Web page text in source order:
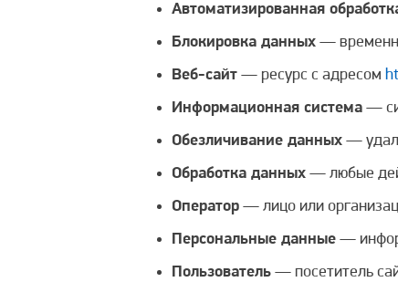
Автоматизированная
Блокировка данных —
Веб-сайт — ресурс с адресом
Информационная система —
Обезличивание данных —
Обработка данных — любые
Оператор — лицо или
Персональные данные —
Пользователь — посетитель